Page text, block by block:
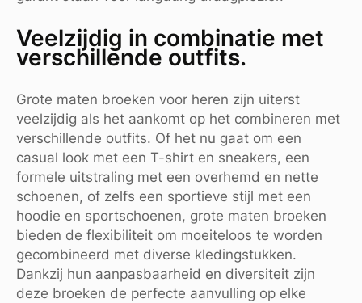
Veelzijdig in combinatie met
verschillende outfits.
Grote maten broeken voor heren zijn uiterst
veelzijdig als het aankomt op het combineren met
verschillende outfits. Of het nu gaat om een
casual look met een T-shirt en sneakers, een
formele uitstraling met een overhemd en nette
schoenen, of zelfs een sportieve stijl met een
hoodie en sportschoenen, grote maten broeken
bieden de flexibiliteit om moeiteloos te worden
gecombineerd met diverse kledingstukken.
Dankzij hun aanpasbaarheid en diversiteit zijn
deze broeken de perfecte aanvulling op elke